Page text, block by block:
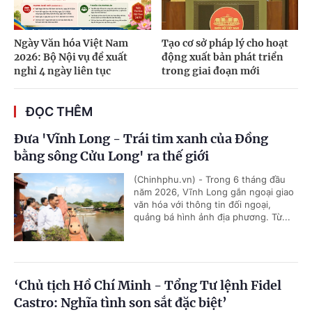
Ngày Văn hóa Việt Nam
2026: Bộ Nội vụ đề xuất
nghỉ 4 ngày liên tục
Tạo cơ sở pháp lý cho hoạt
động xuất bản phát triển
trong giai đoạn mới
ĐỌC THÊM
Đưa 'Vĩnh Long - Trái tim xanh của Đồng
bằng sông Cửu Long' ra thế giới
(Chinhphu.vn) - Trong 6 tháng đầu
năm 2026, Vĩnh Long gắn ngoại giao
văn hóa với thông tin đối ngoại,
quảng bá hình ảnh địa phương. Từ...
‘Chủ tịch Hồ Chí Minh - Tổng Tư lệnh Fidel
Castro: Nghĩa tình son sắt đặc biệt’